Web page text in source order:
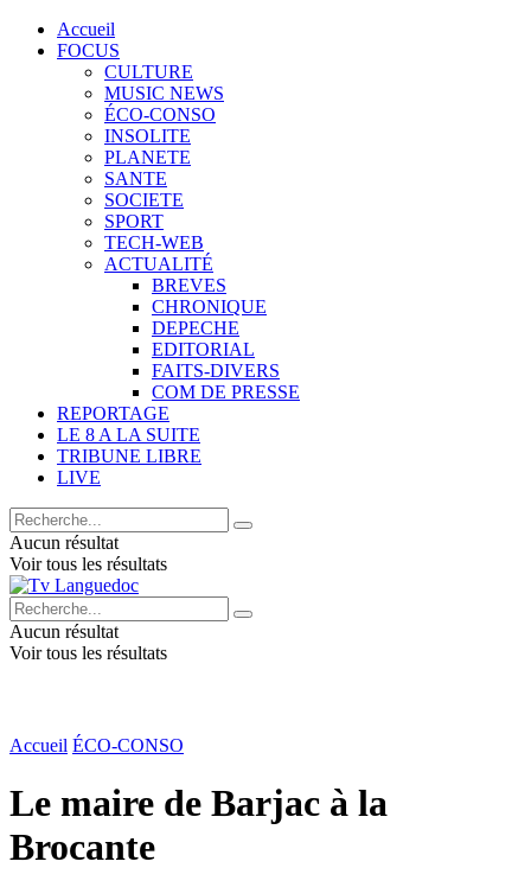
Accueil
FOCUS
CULTURE
MUSIC NEWS
ÉCO-CONSO
INSOLITE
PLANETE
SANTE
SOCIETE
SPORT
TECH-WEB
ACTUALITÉ
BREVES
CHRONIQUE
DEPECHE
EDITORIAL
FAITS-DIVERS
COM DE PRESSE
REPORTAGE
LE 8 A LA SUITE
TRIBUNE LIBRE
LIVE
Aucun résultat
Voir tous les résultats
Aucun résultat
Voir tous les résultats
Accueil ÉCO-CONSO
Le maire de Barjac à la
Brocante